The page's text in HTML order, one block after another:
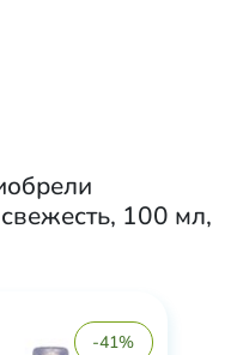
100 мл,
-41%